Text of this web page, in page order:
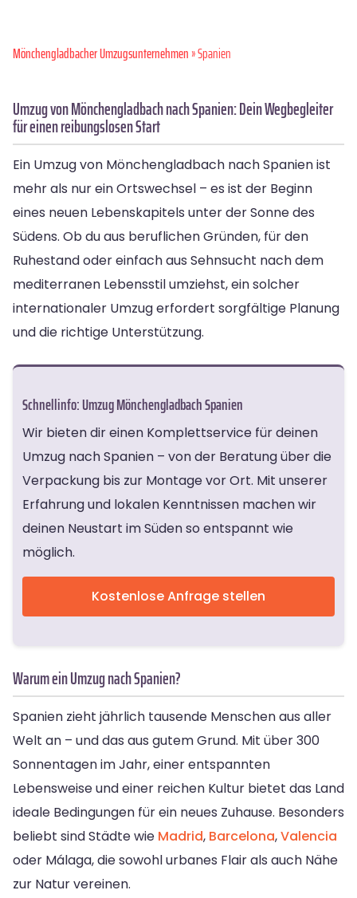
Mönchen­gladbacher Umzugsunternehmen» Spanien
Umzug von Mönchengladbach nach Spanien: Dein Wegbegleiter
für einen reibungslosen Start
Ein Umzug von Mönchengladbach nach Spanien ist
mehr als nur ein Ortswechsel – es ist der Beginn
eines neuen Lebenskapitels unter der Sonne des
Südens. Ob du aus beruflichen Gründen, für den
Ruhestand oder einfach aus Sehnsucht nach dem
mediterranen Lebensstil umziehst, ein solcher
internationaler Umzug erfordert sorgfältige Planung
und die richtige Unterstützung.
Schnellinfo: Umzug Mönchengladbach Spanien
Wir bieten dir einen Komplettservice für deinen
Umzug nach Spanien – von der Beratung über die
Verpackung bis zur Montage vor Ort. Mit unserer
Erfahrung und lokalen Kenntnissen machen wir
deinen Neustart im Süden so entspannt wie
möglich.
Kostenlose Anfrage stellen
Warum ein Umzug nach Spanien?
Spanien zieht jährlich tausende Menschen aus aller
Welt an – und das aus gutem Grund. Mit über 300
Sonnentagen im Jahr, einer entspannten
Lebensweise und einer reichen Kultur bietet das Land
ideale Bedingungen für ein neues Zuhause. Besonders
beliebt sind Städte wie Madrid, Barcelona,Valencia
oder Málaga, die sowohl urbanes Flair als auch Nähe
zur Natur vereinen.